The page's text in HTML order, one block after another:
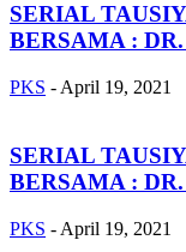
SERIAL
BERSAMA :
PKS - April 19, 2021
SERIAL
BERSAMA :
PKS - April 19, 2021